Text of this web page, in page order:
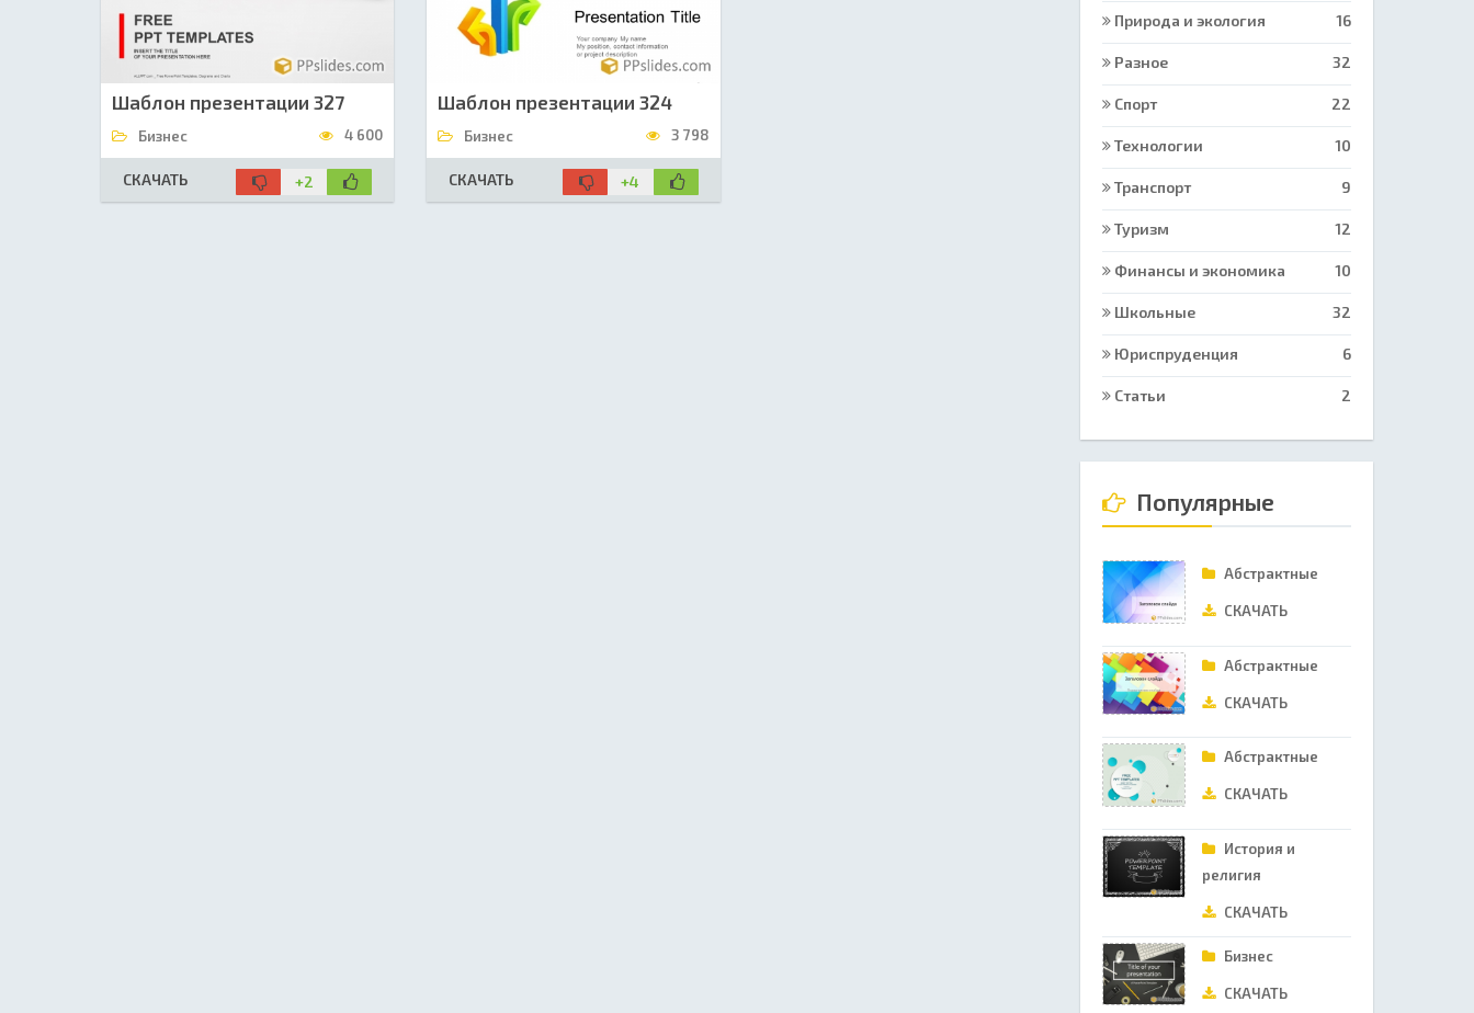
Шаблон презентации 327
Бизнес 4 600
СКАЧАТЬ +2
Шаблон презентации 324
Бизнес 3 798
СКАЧАТЬ +4
Природа и экология 16
Разное 32
Спорт 22
Технологии 10
Транспорт 9
Туризм 12
Финансы и экономика 10
Школьные 32
Юриспруденция 6
Статьи 2
Популярные
Абстрактные
СКАЧАТЬ
Абстрактные
СКАЧАТЬ
Абстрактные
СКАЧАТЬ
История и
религия
СКАЧАТЬ
Бизнес
СКАЧАТЬ